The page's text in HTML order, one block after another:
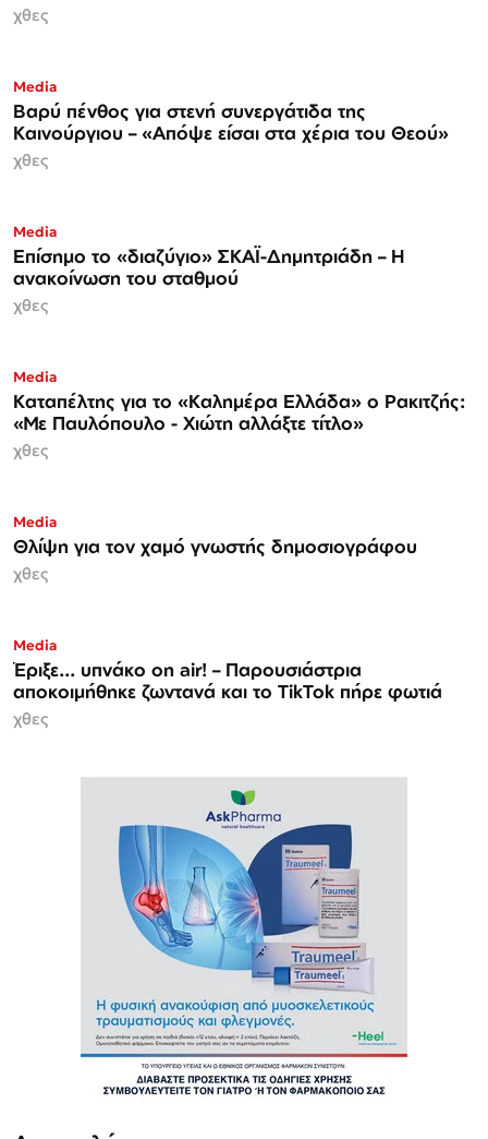
χθες
Media
Βαρύ πένθος για στενή συνεργάτιδα της
Καινούργιου – «Απόψε είσαι στα χέρια του Θεού»
χθες
Media
Επίσημο το «διαζύγιο» ΣΚΑΪ-Δημητριάδη – Η
ανακοίνωση του σταθμού
χθες
Media
Καταπέλτης για το «Καλημέρα Ελλάδα» ο Ρακιτζής:
«Με Παυλόπουλο - Χιώτη αλλάξτε τίτλο»
χθες
Media
Θλίψη για τον χαμό γνωστής δημοσιογράφου
χθες
Media
Έριξε... υπνάκο on air! – Παρουσιάστρια
αποκοιμήθηκε ζωντανά και το TikTok πήρε φωτιά
χθες